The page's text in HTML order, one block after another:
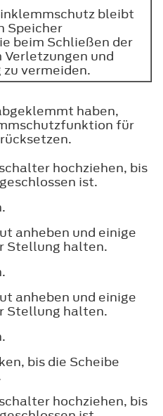
bleibt
Speicher
beim Schließen der
und
zu vermeiden.
haben,
für
hochziehen, bis
ist.
anheben und einige
Stellung halten.
anheben und einige
Stellung halten.
bis die Scheibe
hochziehen, bis